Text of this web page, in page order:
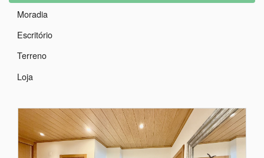
Moradia
Escritório
Terreno
Loja